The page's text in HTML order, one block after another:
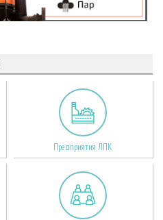
Предприятия ЛПК